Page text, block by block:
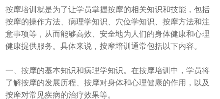
按摩培训就是为了让学员掌握按摩的相关知识和技能，包括
按摩的操作方法、病理学知识、穴位学知识、按摩方法和注
意事项等，从而能够高效、安全地为人们的身体健康和心理
健康提供服务。具体来说，按摩培训通常包括以下内容。
一、按摩的基本知识和病理学知识。在按摩培训中，学员将
了解按摩的发展历程、按摩对身体和心理健康的作用，以及
按摩对常见疾病的治疗效果等。